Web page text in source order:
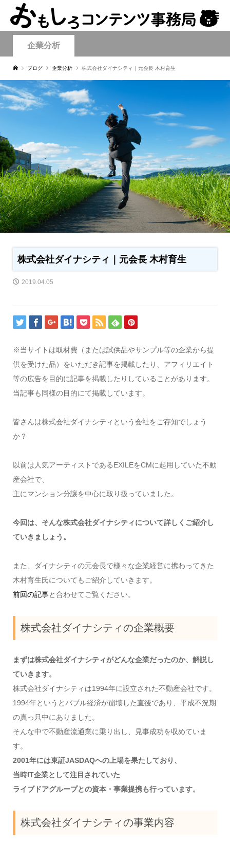
企業分析
ブログ 企業分析 株式会社ダイナシティ｜元会長 木村育生
株式会社ダイナシティ｜元会長 木村育生
2019.04.05
※当サイトは取材費（または試供品やサンプル等の企業から提
供を受けた品）をいただき記事を掲載したり、アフィリエイト
等の広告を目的に記事を掲載したりしていることがあります。
当記事も同様の目的にて掲載しています。
皆さんは株式会社ダイナシティという会社をご存知でしょう
か？
以前は人気アーティストであるEXILEをCMに起用していた不動
産会社で、
主にマンション分譲を中心に取り扱っていました。
今回は、そんな株式会社ダイナシティについて詳しくご紹介し
ていきましょう。
また、ダイナシティの元会長で様々な企業経営に携わってきた
木村育生氏についてもご紹介していきます。
前回の記事と合わせてご覧ください。
株式会社ダイナシティの企業概要
まずは株式会社ダイナシティがどんな企業だったのか、解説し
ていきます。
株式会社ダイナシティは1994年に設立された不動産会社です。
1994年というとバブル経済が崩壊した直後であり、平成不況期
の真っ只中にありました。
そんな中で不動産流通業に乗り出し、見事成功を収めていま
す。
2001年には東証JASDAQへの上場を果たしており、
当時IT企業として注目されていた
ライブドアグループとの資本・事業提携も行っています。
株式会社ダイナシティの事業内容